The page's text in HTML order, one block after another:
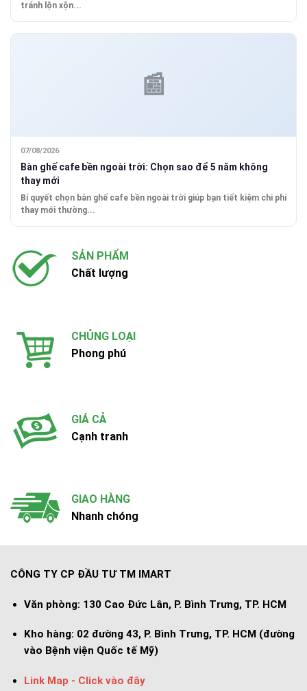
tránh lộn xộn...
07/08/2026
Bàn ghế cafe bền ngoài trời: Chọn sao để 5 năm không
thay mới
Bí quyết chọn bàn ghế cafe bền ngoài trời giúp bạn tiết kiệm chi phí
thay mới thường...
SẢN PHẨM
Chất lượng
CHỦNG LOẠI
Phong phú
GIÁ CẢ
Cạnh tranh
GIAO HÀNG
Nhanh chóng
CÔNG TY CP ĐẦU TƯ TM IMART
Văn phòng: 130 Cao Đức Lân, P. Bình Trưng, TP. HCM
Kho hàng: 02 đường 43, P. Bình Trưng, TP. HCM (đường
vào Bệnh viện Quốc tế Mỹ)
Link Map - Click vào đây